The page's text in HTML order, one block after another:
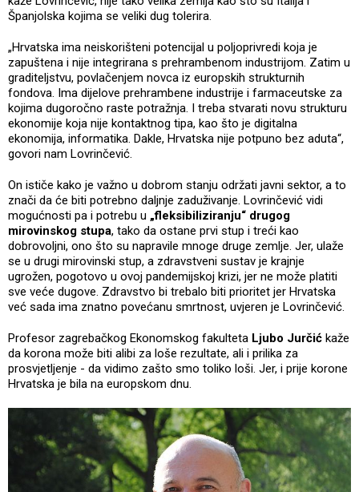
Španjolska kojima se veliki dug tolerira.
„Hrvatska ima neiskorišteni potencijal u poljoprivredi koja je
zapuštena i nije integrirana s prehrambenom industrijom. Zatim u
graditeljstvu, povlačenjem novca iz europskih strukturnih
fondova. Ima dijelove prehrambene industrije i farmaceutske za
kojima dugoročno raste potražnja. I treba stvarati novu strukturu
ekonomije koja nije kontaktnog tipa, kao što je digitalna
ekonomija, informatika. Dakle, Hrvatska nije potpuno bez aduta“,
govori nam Lovrinčević.
On ističe kako je važno u dobrom stanju održati javni sektor, a to
znači da će biti potrebno daljnje zaduživanje. Lovrinčević vidi
mogućnosti pa i potrebu u „fleksibiliziranju“ drugog
mirovinskog stupa, tako da ostane prvi stup i treći kao
dobrovoljni, ono što su napravile mnoge druge zemlje. Jer, ulaže
se u drugi mirovinski stup, a zdravstveni sustav je krajnje
ugrožen, pogotovo u ovoj pandemijskoj krizi, jer ne može platiti
sve veće dugove. Zdravstvo bi trebalo biti prioritet jer Hrvatska
već sada ima znatno povećanu smrtnost, uvjeren je Lovrinčević.
Profesor zagrebačkog Ekonomskog fakulteta Ljubo Jurčić kaže
da korona može biti alibi za loše rezultate, ali i prilika za
prosvjetljenje - da vidimo zašto smo toliko loši. Jer, i prije korone
Hrvatska je bila na europskom dnu.